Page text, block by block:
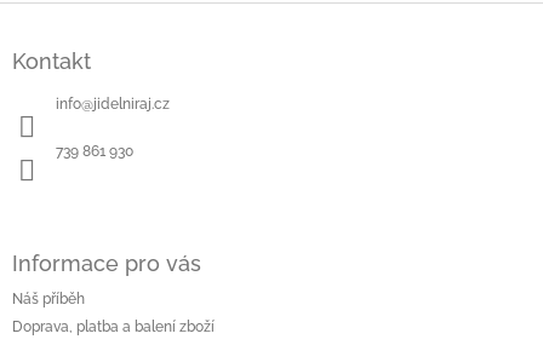
Kontakt
info@jidelniraj.cz
739 861 930
Informace pro vás
Náš příběh
Doprava, platba a balení zboží